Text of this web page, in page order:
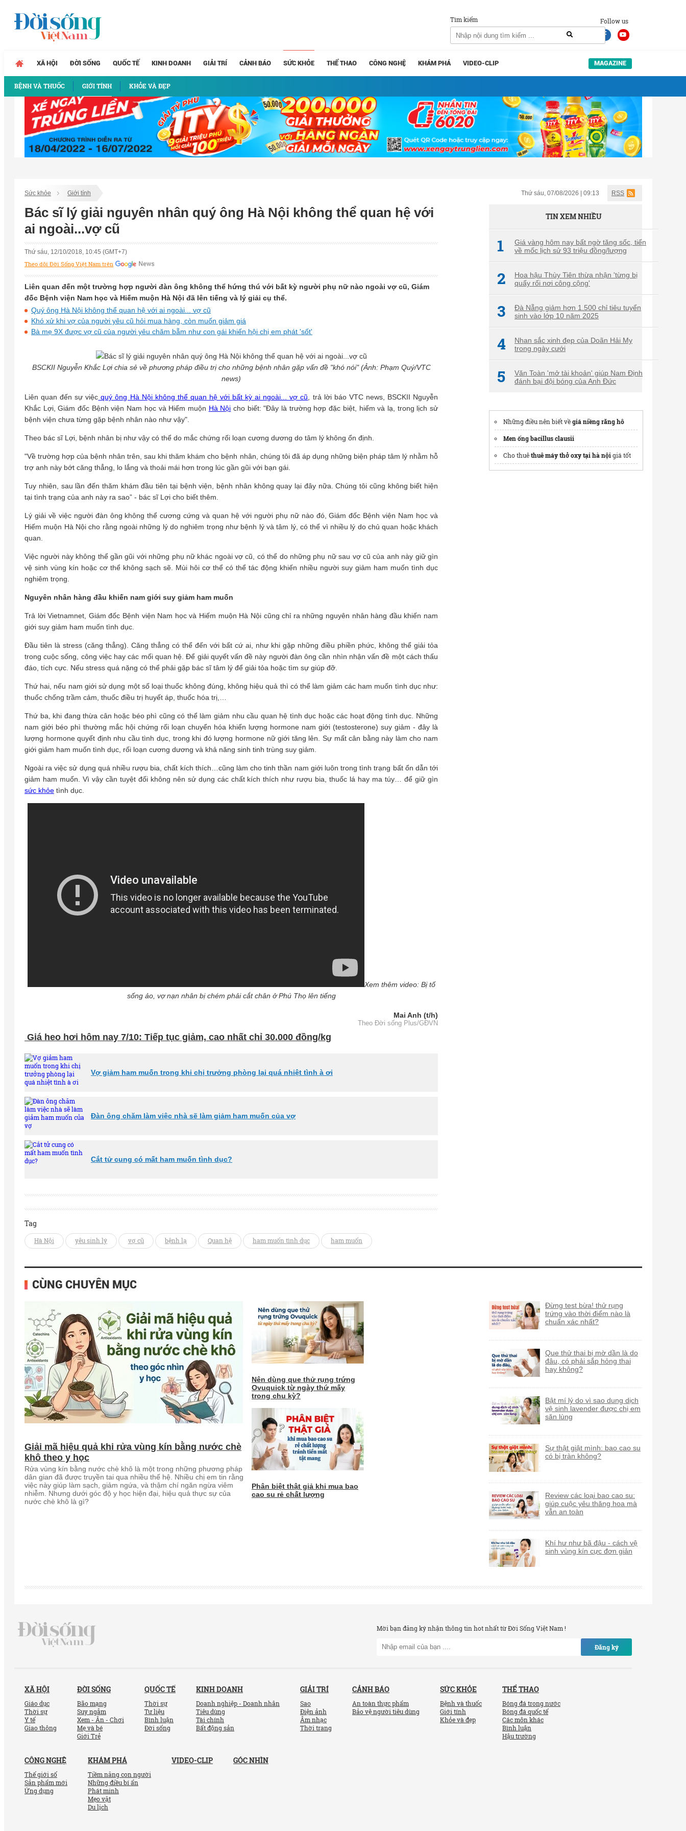
Follow us
Tìm kiếm
XÃ HỘI ĐỜI SỐNG QUỐC TẾ KINH DOANH GIẢI TRÍ CẢNH BÁO SỨC KHỎE
BỆNH VÀ THUỐC GIỚI TÍNH KHỎE VÀ ĐẸP
THỂ THAO CÔNG NGHỆ KHÁM PHÁ VIDEO-CLIP MAGAZINE
Sức khỏe Giới tính Thứ sáu, 07/08/2026 | 09:13 RSS
Bác sĩ lý giải nguyên nhân quý ông Hà Nội không thể quan hệ với
ai ngoài...vợ cũ
Thứ sáu, 12/10/2018, 10:45 (GMT+7)
Theo dõi Đời Sống Việt Nam trên
Liên quan đến một trường hợp người đàn ông không thể hứng thú với bất kỳ người phụ nữ nào ngoài vợ cũ, Giám
đốc Bệnh viện Nam học và Hiếm muộn Hà Nội đã lên tiếng và lý giải cụ thể.
Quý ông Hà Nội không thể quan hệ với ai ngoài... vợ cũ
Khó xử khi vợ của người yêu cũ hỏi mua hàng, còn muốn giảm giá
Bà mẹ 9X được vợ cũ của người yêu chăm bẵm như con gái khiến hội chị em phát 'sốt'
BSCKII Nguyễn Khắc Lợi chia sẻ về phương pháp điều trị cho những bệnh nhân gặp vấn đề "khó nói" (Ảnh: Phạm Quý/VTC
news)
Liên quan đến sự việc quý ông Hà Nội không thể quan hệ với bất kỳ ai ngoài... vợ cũ , trả lời báo VTC news, BSCKII Nguyễn
Khắc Lợi, Giám đốc Bệnh viện Nam học và Hiếm muộn Hà Nội cho biết: "Đây là trường hợp đặc biệt, hiếm và lạ, trong lịch sử
bệnh viện chưa từng gặp bệnh nhân nào như vậy".
Theo bác sĩ Lợi, bệnh nhân bị như vậy có thể do mắc chứng rối loạn cương dương do tâm lý không ổn định.
"Về trường hợp của bệnh nhân trên, sau khi thăm khám cho bệnh nhân, chúng tôi đã áp dụng những biện pháp tâm lý nhằm hỗ
trợ anh này bớt căng thẳng, lo lắng và thoải mái hơn trong lúc gần gũi với bạn gái.
Tuy nhiên, sau lần đến thăm khám đầu tiên tại bệnh viện, bệnh nhân không quay lại đây nữa. Chúng tôi cũng không biết hiện
tại tình trạng của anh này ra sao” - bác sĩ Lợi cho biết thêm.
Lý giải về việc người đàn ông không thể cương cứng và quan hệ với người phụ nữ nào đó, Giám đốc Bệnh viện Nam học và
Hiếm muộn Hà Nội cho rằng ngoài những lý do nghiêm trọng như bệnh lý và tâm lý, có thể vì nhiều lý do chủ quan hoặc khách
quan.
Việc người này không thể gần gũi với những phụ nữ khác ngoài vợ cũ, có thể do những phụ nữ sau vợ cũ của anh này giữ gìn
vệ sinh vùng kín hoặc cơ thể không sạch sẽ. Mùi hôi cơ thể có thể tác động khiến nhiều người suy giảm ham muốn tình dục
nghiêm trọng.
Nguyên nhân hàng đầu khiến nam giới suy giảm ham muốn
Trả lời Vietnamnet, Giám đốc Bệnh viện Nam học và Hiếm muộn Hà Nội cũng chỉ ra những nguyên nhân hàng đầu khiến nam
giới suy giảm ham muốn tình dục.
Đầu tiên là stress (căng thẳng). Căng thẳng có thể đến với bất cứ ai, như khi gặp những điều phiền phức, không thể giải tỏa
trong cuộc sống, công việc hay các mối quan hệ. Để giải quyết vấn đề này người đàn ông cần nhìn nhận vấn đề một cách thấu
đáo, tích cực. Nếu stress quá nặng có thể phải gặp bác sĩ tâm lý để giải tỏa hoặc tìm sự giúp đỡ.
Thứ hai, nếu nam giới sử dụng một số loại thuốc không đúng, không hiệu quả thì có thể làm giảm các ham muốn tình dục như:
thuốc chống trầm cảm, thuốc điều trị huyết áp, thuốc hóa trị,…
Thứ ba, khi đang thừa cân hoặc béo phì cũng có thể làm giảm nhu cầu quan hệ tình dục hoặc các hoạt động tình dục. Những
nam giới béo phì thường mắc hội chứng rối loạn chuyển hóa khiến lượng hormone nam giới (testosterone) suy giảm - đây là
lượng hormone quyết định nhu cầu tình dục, trong khi đó lượng hormone nữ giới tăng lên. Sự mất cân bằng này làm cho nam
giới giảm ham muốn tình dục, rối loạn cương dương và khả năng sinh tinh trùng suy giảm.
Ngoài ra việc sử dụng quá nhiều rượu bia, chất kích thích…cũng làm cho tinh thần nam giới luôn trong tình trạng bất ổn dẫn tới
giảm ham muốn. Vì vậy cần tuyệt đối không nên sử dụng các chất kích thích như rượu bia, thuốc lá hay ma túy… để giữ gìn
sức khỏe tình dục.
Xem thêm video: Bị tố
sống ảo, vợ nạn nhân bị chém phải cắt chân ở Phú Thọ lên tiếng
Mai Anh (t/h)
Theo Đời sống Plus/GĐVN
Giá heo hơi hôm nay 7/10: Tiếp tục giảm, cao nhất chỉ 30.000 đồng/kg
Vợ giảm ham muốn trong khi chị trưởng phòng lại quá nhiệt tình à ơi
Đàn ông chăm làm việc nhà sẽ làm giảm ham muốn của vợ
Cắt tử cung có mất ham muốn tình dục?
Tag
Hà Nội yêu sinh lý vợ cũ bệnh lạ Quan hệ ham muốn tình dục ham muốn
TIN XEM NHIỀU
1
Giá vàng hôm nay bất ngờ tăng sốc, tiến
về mốc lịch sử 93 triệu đồng/lượng
2
Hoa hậu Thùy Tiên thừa nhận 'từng bị
quấy rối nơi công cộng'
3
Đà Nẵng giảm hơn 1.500 chỉ tiêu tuyển
sinh vào lớp 10 năm 2025
4
Nhan sắc xinh đẹp của Doãn Hải My
trong ngày cưới
5
Văn Toàn 'mở tài khoản' giúp Nam Định
đánh bại đội bóng của Anh Đức
Những điều nên biết vềgiá niềng răng hô
Men ống bacillus clausii
Cho thuêthuê máy thở oxy tại hà nộigiá tốt
CÙNG CHUYÊN MỤC
Giải mã hiệu quả khi rửa vùng kín bằng nước chè
khô theo y học
Rửa vùng kín bằng nước chè khô là một trong những phương pháp
dân gian đã được truyền tai qua nhiều thế hệ. Nhiều chị em tin rằng
việc này giúp làm sạch, giảm ngứa, và thậm chí ngăn ngừa viêm
nhiễm. Nhưng dưới góc độ y học hiện đại, hiệu quả thực sự của
nước chè khô là gì?
Nên dùng que thử rụng trứng
Ovuquick từ ngày thứ mấy
trong chu kỳ?
Phân biệt thật giả khi mua bao
cao su rẻ chất lượng
Đừng test bừa! thử rụng
trứng vào thời điểm nào là
chuẩn xác nhất?
Que thử thai bị mờ dần là do
đâu, có phải sắp hỏng thai
hay không?
Bật mí lý do vì sao dung dịch
vệ sinh lavender được chị em
săn lùng
Sự thật giật mình: bao cao su
có bị tràn không?
Review các loại bao cao su:
giúp cuộc yêu thăng hoa mà
vẫn an toàn
Khí hư như bã đậu - cách vệ
sinh vùng kín cực đơn giản
Mời bạn đăng ký nhận thông tin hot nhất từ Đời Sống Việt Nam !
Đăng ký
XÃ HỘI
Giáo dục
Thời sự
Y tế
Giao thông
ĐỜI SỐNG
Bão mạng
Suy ngẫm
Xem - Ăn - Chơi
Mẹ và bé
Giới Trẻ
QUỐC TẾ
Thời sự
Tư liệu
Bình luận
Đời sống
KINH DOANH
Doanh nghiệp - Doanh nhân
Tiêu dùng
Tài chính
Bất động sản
GIẢI TRÍ
Sao
Điện ảnh
Âm nhạc
Thời trang
CẢNH BÁO
An toàn thực phẩm
Bảo vệ người tiêu dùng
SỨC KHỎE
Bệnh và thuốc
Giới tính
Khỏe và đẹp
THỂ THAO
Bóng đá trong nước
Bóng đá quốc tế
Các môn khác
Bình luận
Hậu trường
CÔNG NGHỆ
Thế giới số
Sản phẩm mới
Ứng dụng
KHÁM PHÁ
Tiềm năng con người
Những điều bí ẩn
Phát minh
Mẹo vặt
Du lịch
VIDEO-CLIP GÓC NHÌN